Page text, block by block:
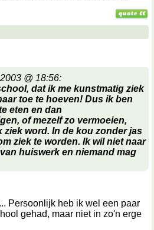
@ 18:56:
dat ik me kunstmatig ziek
toe te hoeven! Dus ik ben
eten en dan
of mezelf zo vermoeien,
ziek word. In de kou zonder jas
ziek te worden. Ik wil niet naar
huiswerk en niemand mag
Persoonlijk heb ik wel een paar
gehad, maar niet in zo'n erge